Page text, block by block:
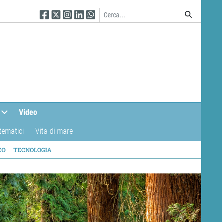
Seguici su Facebook
Seguici su Twitter
Seguici su Instagram
Seguici su Linkedin
Seguici su WhatsApp
Video
Vita di mare
TECNOLOGIA